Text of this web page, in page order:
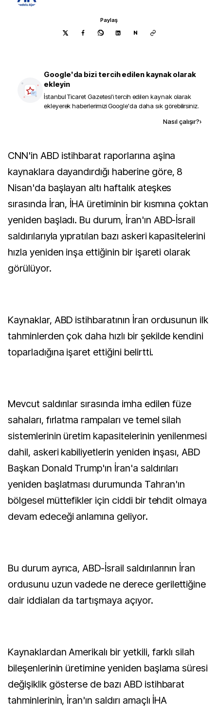
Paylaş
N
Google'da bizi tercih edilen kaynak olarak
ekleyin
İstanbul Ticaret Gazetesi'i tercih edilen kaynak olarak
ekleyerek haberlerimizi Google'da daha sık görebilirsiniz.
Nasıl çalışır?›
CNN'in ABD istihbarat raporlarına aşina
kaynaklara dayandırdığı haberine göre, 8
Nisan'da başlayan altı haftalık ateşkes
sırasında İran, İHA üretiminin bir kısmına çoktan
yeniden başladı. Bu durum, İran'ın ABD-İsrail
saldırılarıyla yıpratılan bazı askeri kapasitelerini
hızla yeniden inşa ettiğinin bir işareti olarak
görülüyor.
Kaynaklar, ABD istihbaratının İran ordusunun ilk
tahminlerden çok daha hızlı bir şekilde kendini
toparladığına işaret ettiğini belirtti.
Mevcut saldırılar sırasında imha edilen füze
sahaları, fırlatma rampaları ve temel silah
sistemlerinin üretim kapasitelerinin yenilenmesi
dahil, askeri kabiliyetlerin yeniden inşası, ABD
Başkan Donald Trump'ın İran'a saldırıları
yeniden başlatması durumunda Tahran'ın
bölgesel müttefikler için ciddi bir tehdit olmaya
devam edeceği anlamına geliyor.
Bu durum ayrıca, ABD-İsrail saldırılarının İran
ordusunu uzun vadede ne derece gerilettiğine
dair iddiaları da tartışmaya açıyor.
Kaynaklardan Amerikalı bir yetkili, farklı silah
bileşenlerinin üretimine yeniden başlama süresi
değişiklik gösterse de bazı ABD istihbarat
tahminlerinin, İran'ın saldırı amaçlı İHA